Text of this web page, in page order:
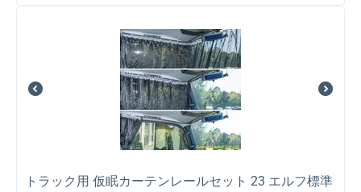
トラック用 仮眠カーテンレールセット 23 エルフ標準